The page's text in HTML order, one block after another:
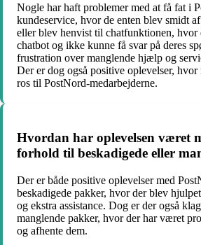
Nogle har haft problemer med at få fat i
kundeservice, hvor de enten blev smidt
eller blev henvist til chatfunktionen, hvor
chatbot og ikke kunne få svar på deres
frustration over manglende hjælp og
Der er dog også positive oplevelser,
ros til PostNord-medarbejderne.
Hvordan har oplevelsen været
forhold til beskadigede eller
Der er både positive oplevelser med
beskadigede pakker, hvor der blev
og ekstra assistance. Dog er der også
manglende pakker, hvor der har været
og afhente dem.